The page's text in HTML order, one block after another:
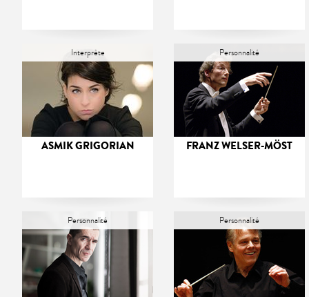
Interprète
ASMIK GRIGORIAN
Personnalité
FRANZ WELSER-MÖST
Personnalité Personnalité